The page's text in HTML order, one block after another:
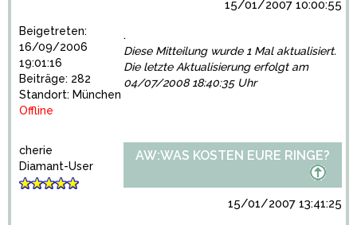
Beigetreten:
16/09/2006
19:01:16
Beiträge: 282
Standort: München
Offline
15/01/2007 10:00:55
.
Diese Mitteilung wurde 1 Mal aktualisiert.
Die letzte Aktualisierung erfolgt am
04/07/2008 18:40:35 Uhr
cherie
Diamant-User
AW:WAS KOSTEN EURE RINGE?
15/01/2007 13:41:25